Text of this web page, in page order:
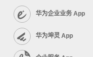
华为企业业务 App
华为坤灵 App